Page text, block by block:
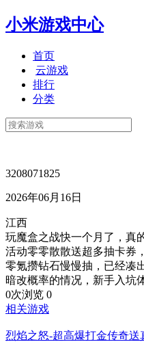
小米游戏中心
首页
云游戏
排行
分类
3208071825
2026年06月16日
江西
玩魔盒之战快一个月了，真
活动零零散散送超多抽卡券
零氪攒钻石慢慢抽，已经凑
暗改概率的情况，新手入坑
0次浏览 0
相关游戏
烈焰之怒-超高爆打金传奇送